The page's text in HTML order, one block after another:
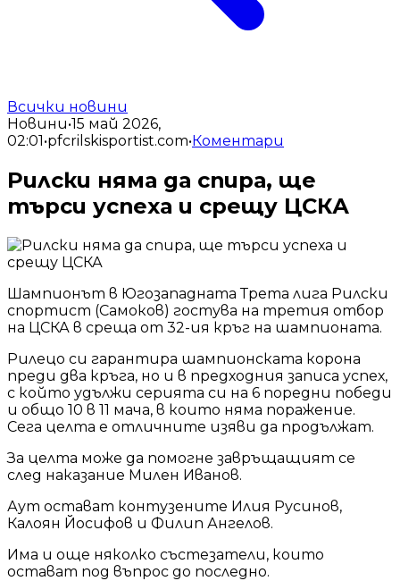
Всички новини
Новини•15 май 2026,
02:01•pfcrilskisportist.com•Коментари
Рилски няма да спира, ще
търси успеха и срещу ЦСКА
Шампионът в Югозападната Трета лига Рилски
спортист (Самоков) гостува на третия отбор
на ЦСКА в среща от 32-ия кръг на шампионата.
Рилецо си гарантира шампионската корона
преди два кръга, но и в предходния записа успех,
с който удължи серията си на 6 поредни победи
и общо 10 в 11 мача, в които няма поражение.
Сега целта е отличните изяви да продължат.
За целта може да помогне завръщащият се
след наказание Милен Иванов.
Аут остават контузените Илия Русинов,
Калоян Йосифов и Филип Ангелов.
Има и още няколко състезатели, които
остават под въпрос до последно.